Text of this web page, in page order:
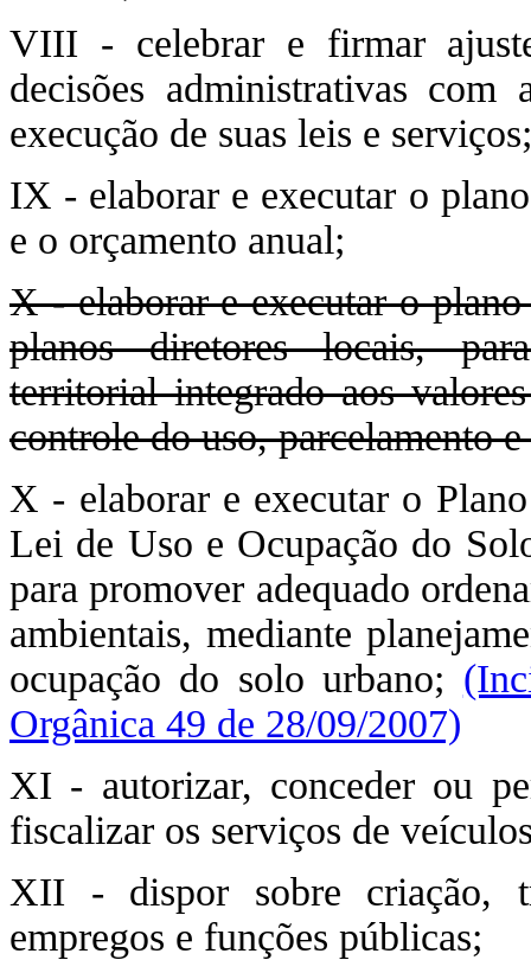
VIII - celebrar e firmar
decisões administrativas
execução de suas leis e serviços;
IX - elaborar e executar o
e o orçamento anual;
X - elaborar e executar o
planos diretores locais,
territorial integrado aos
controle do uso, parcelamento
X - elaborar e executar o
Lei de Uso e Ocupação do
para promover adequado
ambientais, mediante
ocupação do solo urbano;
Orgânica 49 de 28/09/2007)
XI - autorizar, conceder ou
fiscalizar os serviços de
XII - dispor sobre criação,
empregos e funções públicas;